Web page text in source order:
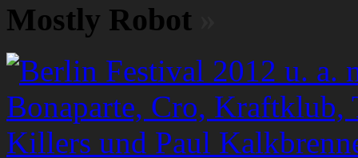
Mostly Robot